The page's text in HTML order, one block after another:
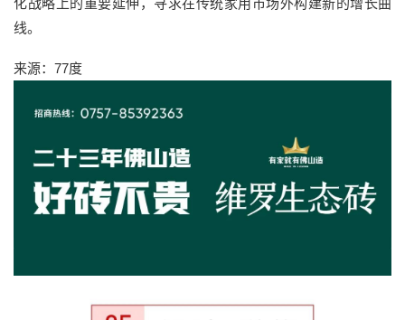
化战略上的重要延伸，寻求在传统家用市场外构建新的增长曲
线。
来源：77度